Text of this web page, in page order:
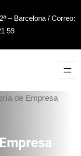
– Barcelona / Correo:
59